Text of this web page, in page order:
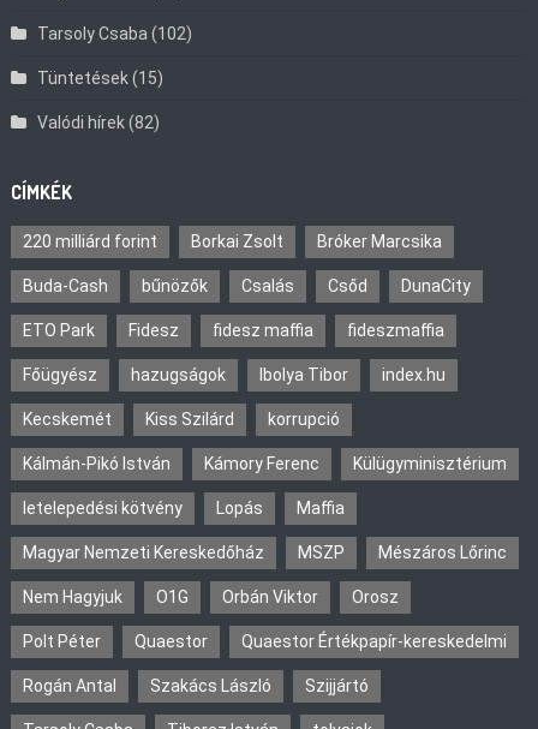
Tarsoly Csaba (102)
Tüntetések(15)
Valódi hírek(82)
CÍMKÉK
220 milliárd forint Borkai Zsolt Bróker Marcsika
Buda-Cash bűnözők Csalás Csőd DunaCity
ETO Park Fidesz fidesz maffia fideszmaffia
Főügyész hazugságok Ibolya Tibor index.hu
Kecskemét Kiss Szilárd korrupció
Kálmán-Pikó István Kámory Ferenc Külügyminisztérium
letelepedési kötvény Lopás Maffia
Magyar Nemzeti Kereskedőház MSZP Mészáros Lőrinc
Nem Hagyjuk O1G Orbán Viktor Orosz
Polt Péter Quaestor Quaestor Értékpapír-kereskedelmi
Rogán Antal Szakács László Szijjártó